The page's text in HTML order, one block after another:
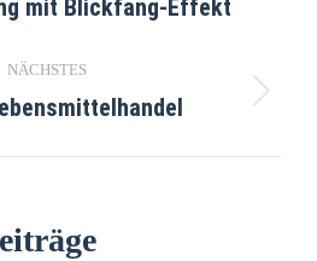
mit Blickfang-Effekt
NÄCHSTES